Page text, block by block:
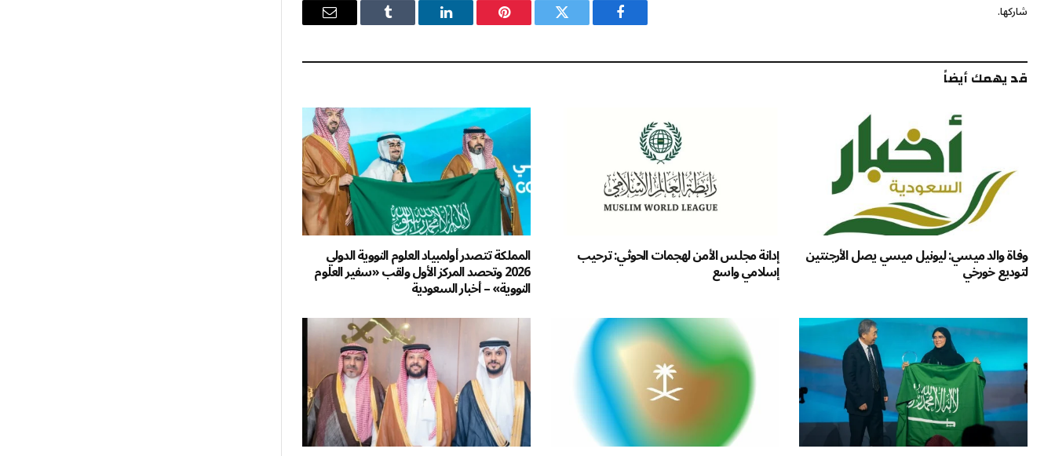
شاركها.
فيسبوك تويتر بينتيريستلينكدإن Tumblr
البريد
قد يهمك أيضاً
وفاة والد ميسي: ليونيل ميسي يصل الأرجنتين
لتوديع خورخي
إدانة مجلس الأمن لهجمات الحوثي: ترحيب
إسلامي واسع
المملكة تتصدر أولمبياد العلوم النووية الدولي
2026 وتحصد المركز الأول ولقب «سفير العلوم
النووية» – أخبار السعودية